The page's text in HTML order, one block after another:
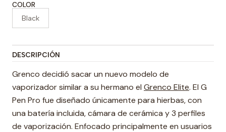
COLOR
Black
DESCRIPCIÓN
Grenco decidió sacar un nuevo modelo de
vaporizador similar a su hermano el Grenco Elite. El G
Pen Pro fue diseñado únicamente para hierbas, con
una batería incluida, cámara de cerámica y 3 perfiles
de vaporización. Enfocado principalmente en usuarios